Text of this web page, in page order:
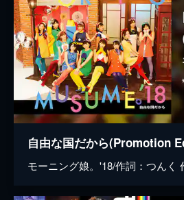
自由な国だから(Promotion
モーニング娘。'18/作詞：つんく